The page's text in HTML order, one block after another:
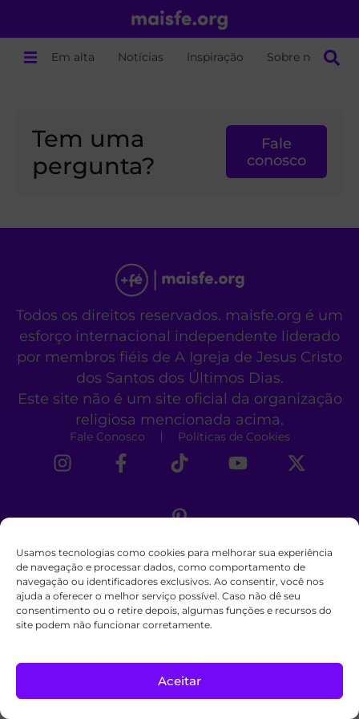
Usamos tecnologias como cookies para melhorar sua experiência
de navegação e processar dados, como comportamento de
navegação ou identificadores exclusivos. Ao consentir, você nos
ajuda a oferecer o melhor serviço possível. Caso não dê seu
consentimento ou o retire depois, algumas funções e recursos do
site podem não funcionar corretamente.
Aceitar
Em alta Notícias Inspiração Sobre nós
Tem uma
pergunta?
Fale
conosco
Todos os direitos reservados. maisfe.org é um
esforço internacional independente liderado
por membros fiéis de A Igreja de Jesus Cristo
dos Santos dos Últimos Dias.
Este site não é um site oficial da organização
religiosa mencionada acima.
Fale Conosco Políticas de Cookies